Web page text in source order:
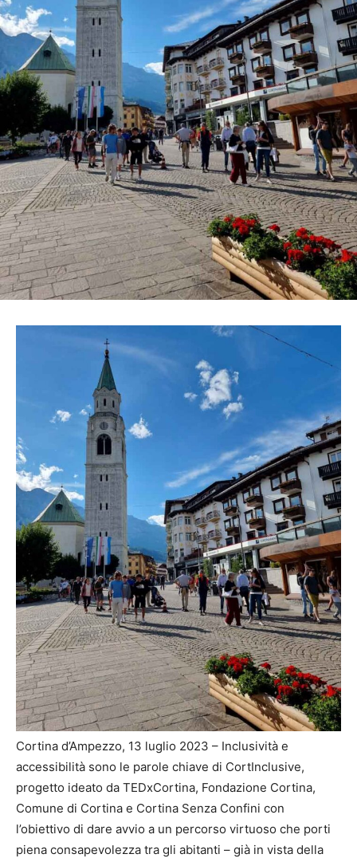
Cortina d’Ampezzo, 13 luglio 2023 – Inclusività e
accessibilità sono le parole chiave di CortInclusive,
progetto ideato da TEDxCortina, Fondazione Cortina,
Comune di Cortina e Cortina Senza Confini con
l’obiettivo di dare avvio a un percorso virtuoso che porti
piena consapevolezza tra gli abitanti – già in vista della